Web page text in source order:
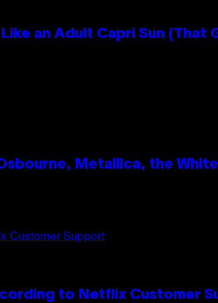
an Adult Capri Sun (That
Metallica, the
to Netflix Customer